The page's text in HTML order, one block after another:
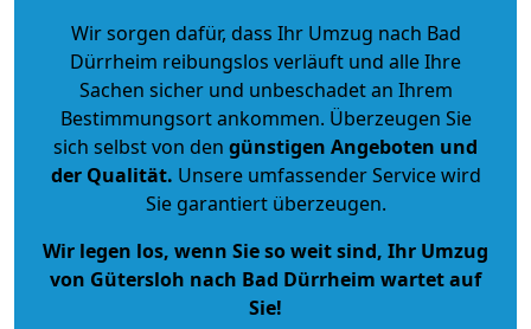
Wir sorgen dafür, dass Ihr Umzug nach Bad
Dürrheim reibungslos verläuft und alle Ihre
Sachen sicher und unbeschadet an Ihrem
Bestimmungsort ankommen. Überzeugen Sie
sich selbst von den günstigen Angeboten und
der Qualität. Unsere umfassender Service wird
Sie garantiert überzeugen.
Wir legen los, wenn Sie so weit sind, Ihr Umzug
von Gütersloh nach Bad Dürrheim wartet auf
Sie!